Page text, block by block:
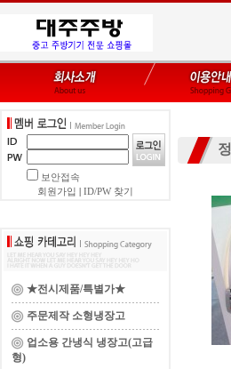
보안접속
회원가입
ID/PW 찾기
★전시제품/특별가★
주문제작 소형냉장고
업소용 간냉식 냉장고(고급
형)